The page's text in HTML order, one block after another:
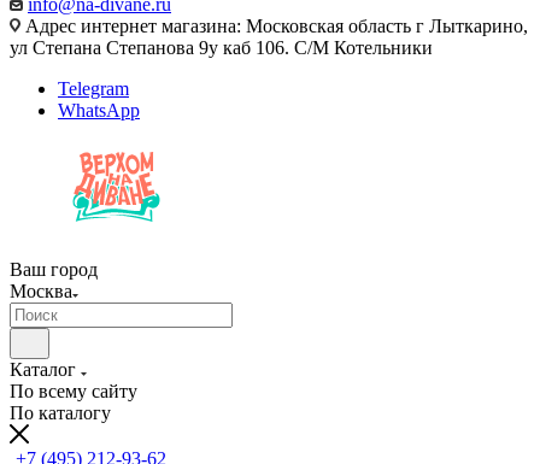
info@na-divane.ru
Адрес интернет магазина: Московская область г Лыткарино,
ул Степана Степанова 9у каб 106. С/М Котельники
Telegram
WhatsApp
Ваш город
Москва
Каталог
По всему сайту
По каталогу
+7 (495) 212-93-62